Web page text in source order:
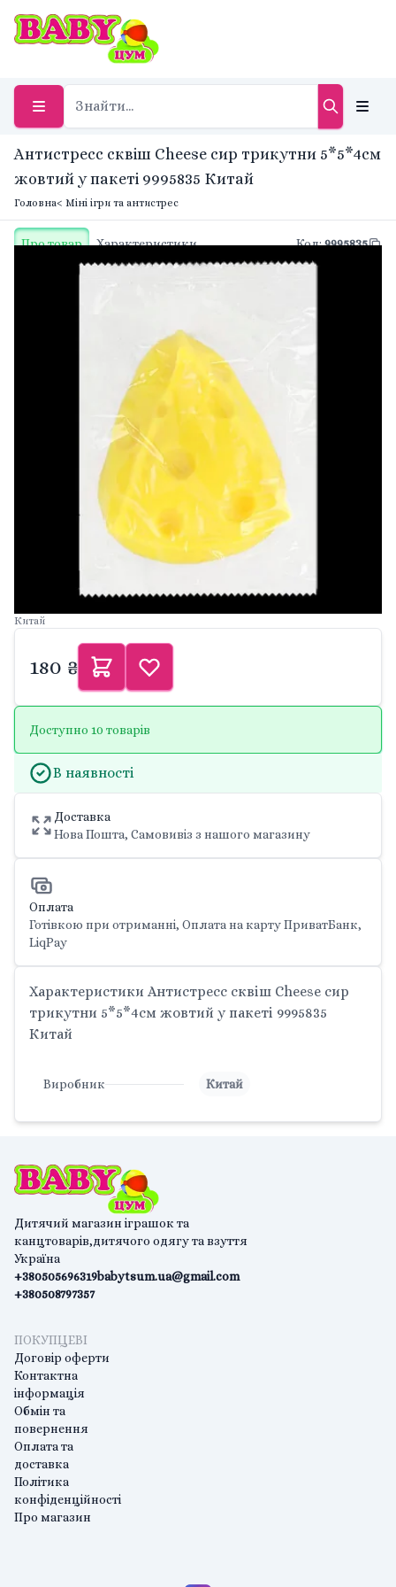
Антистресс сквіш Cheese сир трикутни 5*5*4см
жовтий у пакеті 9995835 Китай
Головна< Міні ігри та антистрес
Про товар Характеристики Код:9995835
Китай
180 ₴
Доступно 10 товарів
В наявності
Доставка
Нова Пошта, Самовивіз з нашого магазину
Оплата
Готівкою при отриманні, Оплата на карту ПриватБанк,
LiqPay
Характеристики Антистресс сквіш Cheese сир
трикутни 5*5*4см жовтий у пакеті 9995835
Китай
Виробник Китай
Дитячий магазин іграшок та
канцтоварів,дитячого одягу та взуття
Україна
+380505696319
+380508797357
babytsum.ua@gmail.com
ПОКУПЦЕВІ
Договір оферти
Контактна
інформація
Обмін та
повернення
Оплата та
доставка
Політика
конфіденційності
Про магазин